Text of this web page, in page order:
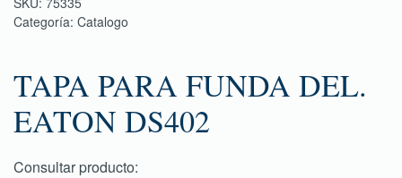
Categoría: Catalogo
TAPA PARA FUNDA DEL.
EATON DS402
Consultar producto: